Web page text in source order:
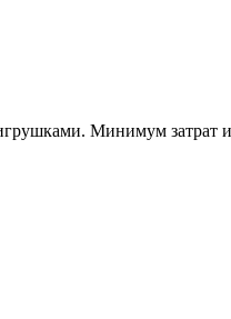
Минимум затрат